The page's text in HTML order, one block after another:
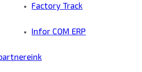
Factory Track
Infor COM ERP